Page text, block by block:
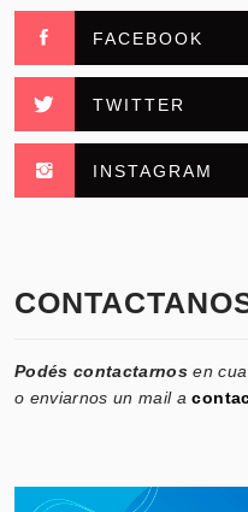
FACEBOOK
TWITTER
INSTAGRAM
Podés contactarnos en
o enviarnos un mail a